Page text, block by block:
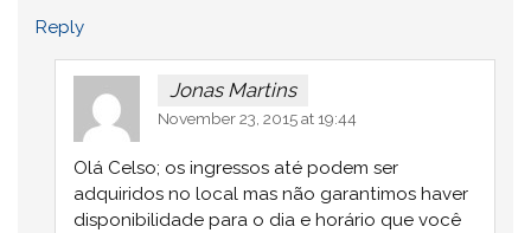
Reply
Jonas Martins
November 23, 2015 at 19:44
Olá Celso; os ingressos até podem ser
adquiridos no local mas não garantimos haver
disponibilidade para o dia e horário que você